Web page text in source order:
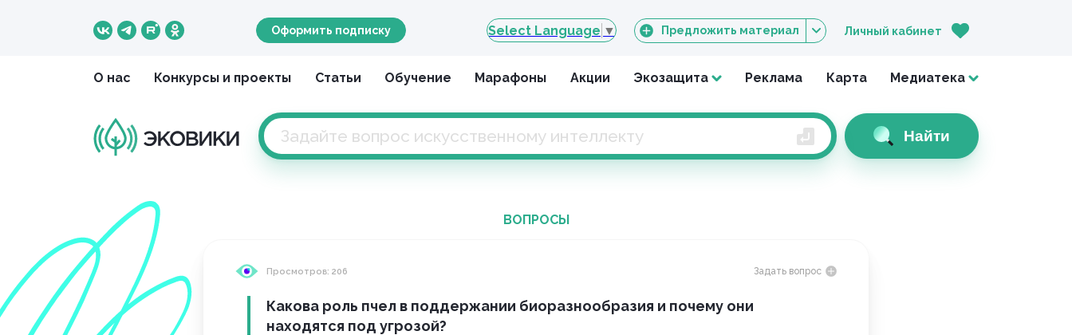
Оформить подписку Select Language ▼ Предложить материал Личный кабинет
О нас Конкурсы и проекты Статьи Обучение Марафоны Акции Экозащита Реклама Карта Медиатека
Найти
ВОПРОСЫ
Просмотров: 206 Задать вопрос
Какова роль пчел в поддержании биоразнообразия и почему они
находятся под угрозой?